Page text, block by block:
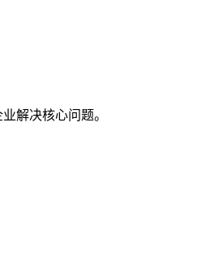
解决核心问题。